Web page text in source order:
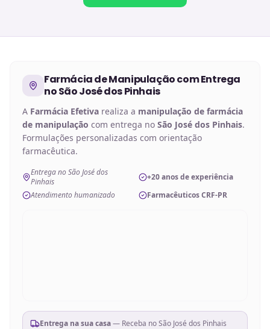
Farmácia de Manipulaçãocom Entrega
noSão José dos Pinhais
A Farmácia Efetiva realiza a manipulação de farmácia
de manipulação com entrega no São José dos Pinhais.
Formulações personalizadas com orientação
farmacêutica.
Entrega no São José dos
Pinhais
+20 anos de experiência
Atendimento humanizado
Farmacêuticos CRF-PR
Entrega na sua casa— Receba noSão José dos Pinhais